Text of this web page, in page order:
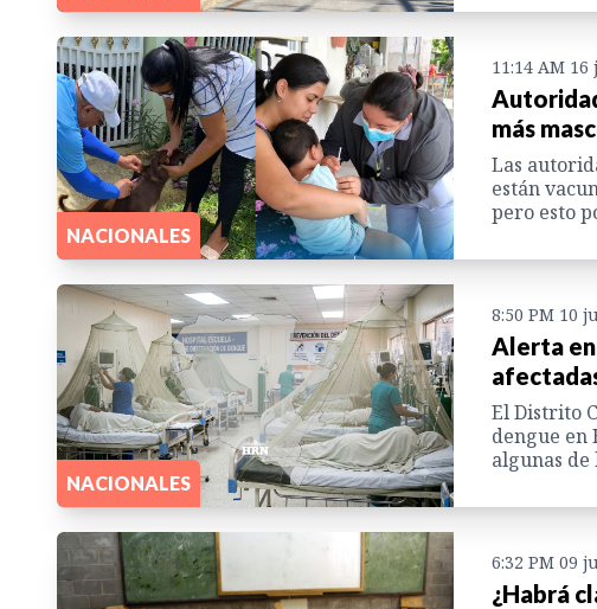
NACIONALES
11:14 AM 16
más
Las
están
pero esto
NACIONALES
8:50 PM 10
Alerta en
El Distrito
dengue en
algunas de
6:32 PM 09
¿Habrá